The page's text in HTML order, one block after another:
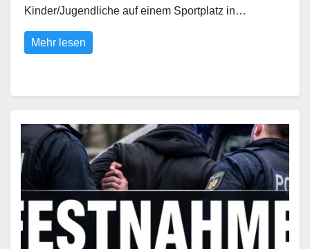
Kinder/Jugendliche auf einem Sportplatz in…
Mehr lesen